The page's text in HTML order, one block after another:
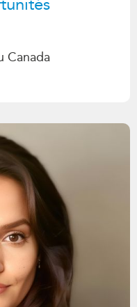
Canada